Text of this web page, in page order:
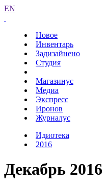
EN
Новое
Инвентарь
Задизайнено
Студия
Магазинус
Медиа
Экспресс
Иронов
Журналус
Идиотека
2016
Декабрь 2016